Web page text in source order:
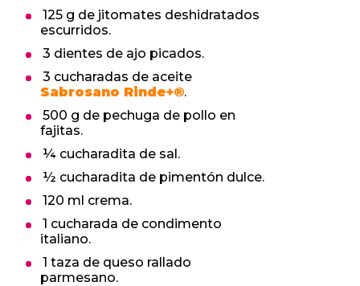
125 g de jitomates deshidratados
escurridos.
3 dientes de ajo picados.
3 cucharadas de aceite
Sabrosano Rinde+®.
500 g de pechuga de pollo en
fajitas.
¼ cucharadita de sal.
½ cucharadita de pimentón dulce.
120 ml crema.
1 cucharada de condimento
italiano.
1 taza de queso rallado
parmesano.